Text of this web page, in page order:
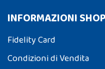
INFORMAZIONI SHOP
Fidelity Card
Condizioni di Vendita